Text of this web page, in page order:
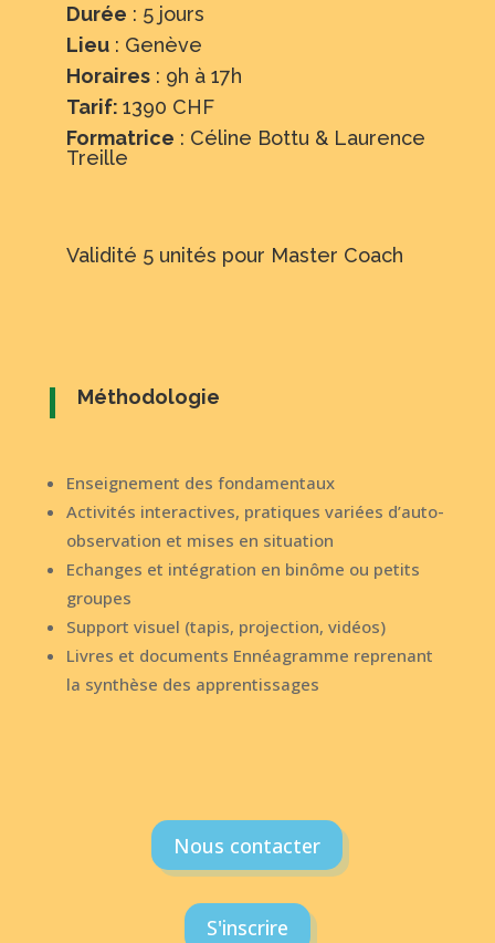
Durée : 5 jours
Lieu: Genève
Horaires: 9h à 17h
Tarif: 1390 CHF
Formatrice : Céline Bottu & Laurence
Treille
Validité 5 unités pour Master Coach
Méthodologie
Enseignement des fondamentaux
Activités interactives, pratiques variées d’auto-
observation et mises en situation
Echanges et intégration en binôme ou petits
groupes
Support visuel (tapis, projection, vidéos)
Livres et documents Ennéagramme reprenant
la synthèse des apprentissages
Nous contacter
S'inscrire